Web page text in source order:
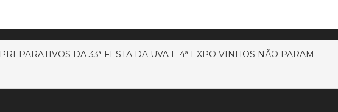
PREPARATIVOS DA 33ª FESTA DA UVA E 4ª EXPO VINHOS NÃO PARAM